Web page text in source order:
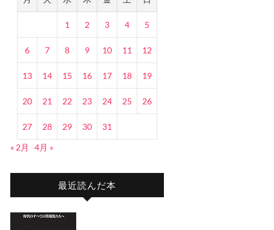
1 2 3 4 5
6 7 8 9 10 11 12
13 14 15 16 17 18 19
20 21 22 23 24 25 26
27 28 29 30
31
« 2月
4月 »
最近読んだ本